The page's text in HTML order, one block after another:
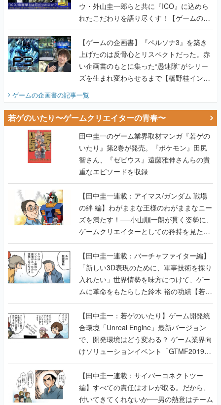
ウ・外山圭一郎らと共に『ICO』に込めら
れたこだわりを語り尽くす！【ゲームの企
画書】
【ゲームの企画書】『ペルソナ3』を築き
上げたのは反骨心とリスペクトだった。赤
い企画書のもとに集った“愚連隊”がシリー
ズを生まれ変わらせるまで【橋野桂インタ
ビュー】
ゲームの企画書の記事一覧
若ゲのいたり〜ゲームクリエイターの青春〜
田中圭一のゲーム業界取材マンガ『若ゲの
いたり』第2巻が発売。『ポケモン』田尻
智さん、『ゼビウス』遠藤雅伸さんらの貴
重なエピソードを収録
【田中圭一連載：アイマス/ガンダム 戦場
の絆 編】わがままな王様のわがままなニー
ズを満たす！──小山順一朗が貫く姿勢に、
ゲームクリエイターとしての矜持を見た
【若ゲのいたり最終回】
【田中圭一連載：バーチャファイター編】
「新しい3D表現のために、軍事技術を採り
入れたい」世界情勢を味方につけて、ゲー
ムに革命をもたらした鈴木 裕の功績【若ゲ
のいたり】
【田中圭一：若ゲのいたり】ゲーム開発統
合環境「Unreal Engine」最新バージョン
で、開発環境はどう変わる？ ゲーム業界向
けソリューションイベント「GTMF2019」
に行って、より理解を深めよう【PR】
【田中圭一連載：サイバーコネクトツー
編】すべての責任はオレが取る。だから、
付いてきてくれないか──男の熱意はチーム